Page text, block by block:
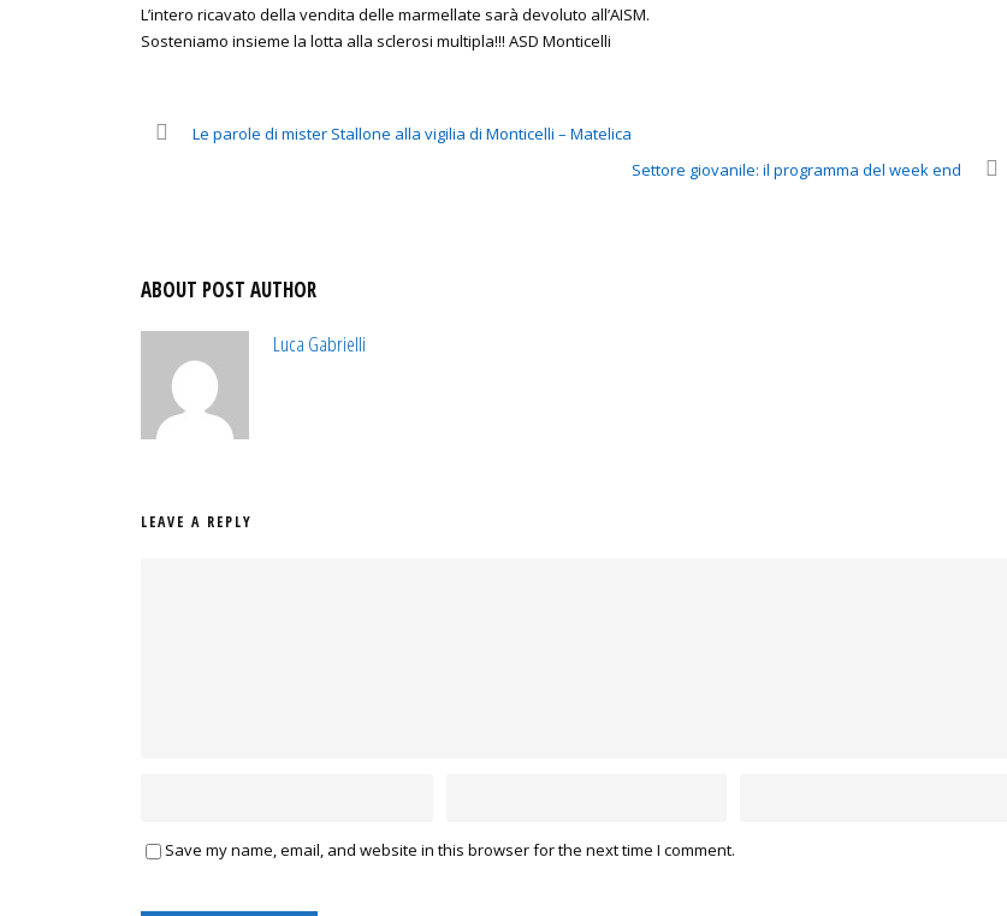
L’intero ricavato della vendita delle marmellate sarà devoluto all’AISM.
Sosteniamo insieme la lotta alla sclerosi multipla!!! ASD Monticelli
Le parole di mister Stallone alla vigilia di Monticelli – Matelica
Settore giovanile: il programma del week end
ABOUT POST AUTHOR
Luca Gabrielli
LEAVE A REPLY
Save my name, email, and website in this browser for the next time I comment.